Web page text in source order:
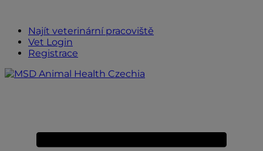
Content
FooterNajít veterinární pracoviště
Vet Login
Registrace